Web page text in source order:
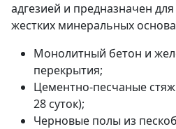
адгезией и предназначен
жестких минеральных
Монолитный бетон и
перекрытия;
Цементно-песчаные
28 суток);
Черновые полы из